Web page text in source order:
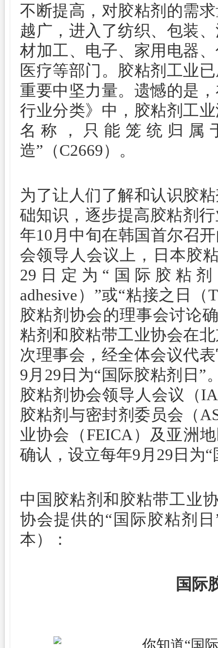
不断提高，对胶粘剂的需
越广，进入了纺织、包装
材加工、电子、家用电器
医疗等部门。胶粘剂工业
重要中坚力量。遗憾的是
行业分类》中，胶粘剂工
名称，只能笼统归属
造”（C2669）。
为了让人们了解和认识胶
础知识，逐步提高胶粘剂
年10月中旬在韩国首尔召
会领导人会议上，日本胶
29日定为“国际胶粘剂
adhesive）”或“粘接之日（
胶粘剂协会的理事会讨论
粘剂和胶粘带工业协会在
次理事会，经全体会议代
9月29日为“国际胶粘剂日”
胶粘剂协会领导人会议（
胶粘剂与密封剂委员会（
业协会（FEICA）及亚洲
确认，设立每年9月29日为
中国胶粘剂和胶粘带工业
协会提供的“国际胶粘剂
本）：
国际